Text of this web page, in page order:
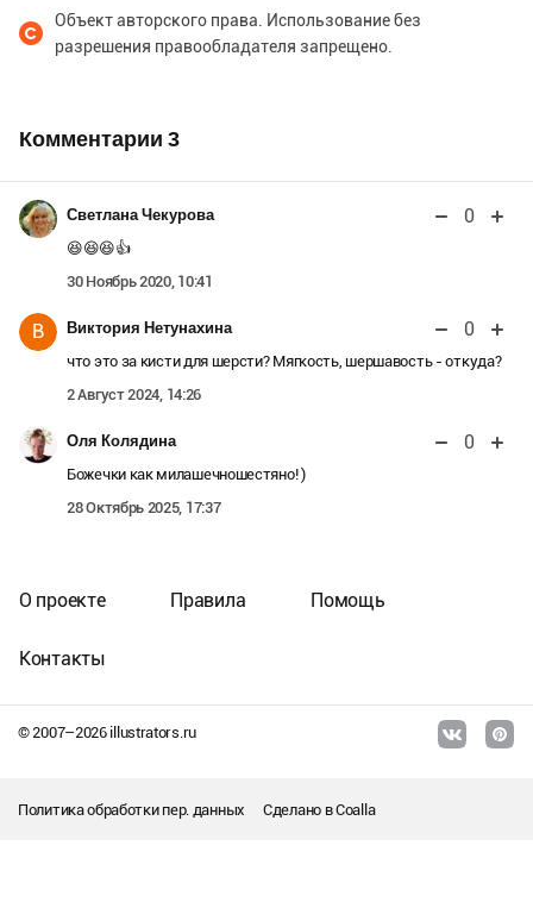
Объект авторского права. Использование без
разрешения правообладателя запрещено.
Комментарии 3
Светлана Чекурова 0
😆😆😆👍
30 Ноябрь 2020, 10:41
В Виктория Нетунахина 0
что это за кисти для шерсти? Мягкость, шершавость - откуда?
2 Август 2024, 14:26
Оля Колядина 0
Божечки как милашечношестяно! )
28 Октябрь 2025, 17:37
© 2007–2026illustrators.ru
О проекте Правила Помощь
Контакты
Политика обработки пер. данных Сделано вCoalla